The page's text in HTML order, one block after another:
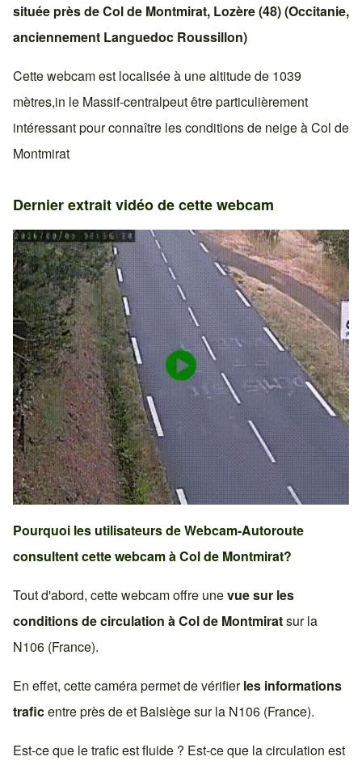
située près deCol de Montmirat, Lozère (48)(Occitanie,
anciennement Languedoc Roussillon)
Cette webcam est localisée à une altitude de 1039
mètres,in le Massif-centralpeut être particulièrement
intéressant pour connaître les conditions de neige àCol de
Montmirat
Dernier extrait vidéo de cette webcam
Pourquoi les utilisateurs de Webcam-Autoroute
consultent cette webcam àCol de Montmirat?
Tout d'abord, cette webcam offre unevue sur les
conditions de circulation àCol de Montmiratsur la
N106 (France).
En effet, cette caméra permet de vérifierles informations
traficentre près de et Balsiègesur la N106 (France).
Est-ce que le trafic est fluide ? Est-ce que la circulation est